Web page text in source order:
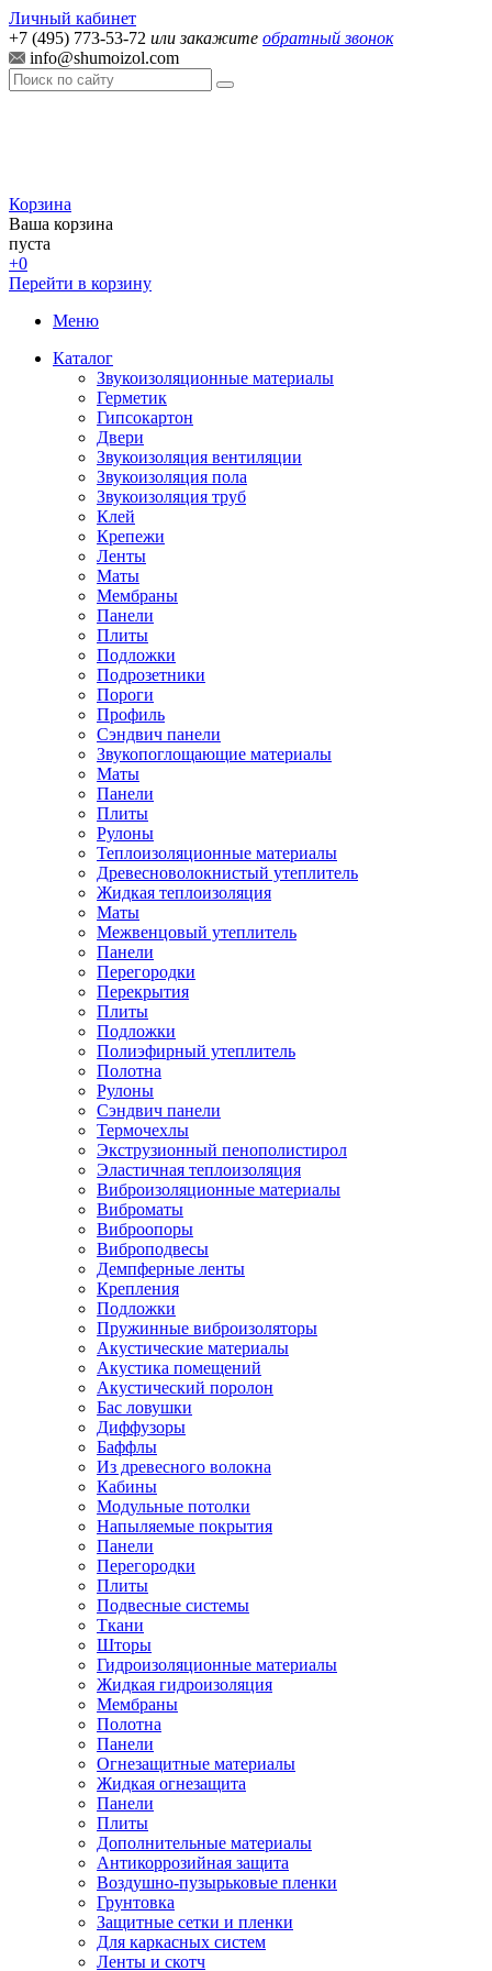
Личный кабинет
+7 (495) 773-53-72 или закажите обратный звонок
info@shumoizol.com
Корзина
Ваша корзина
пуста
+0
Перейти в корзину
Меню
Каталог
Звукоизоляционные материалы
Герметик
Гипсокартон
Двери
Звукоизоляция вентиляции
Звукоизоляция пола
Звукоизоляция труб
Клей
Крепежи
Ленты
Маты
Мембраны
Панели
Плиты
Подложки
Подрозетники
Пороги
Профиль
Сэндвич панели
Звукопоглощающие материалы
Маты
Панели
Плиты
Рулоны
Теплоизоляционные материалы
Древесноволокнистый утеплитель
Жидкая теплоизоляция
Маты
Межвенцовый утеплитель
Панели
Перегородки
Перекрытия
Плиты
Подложки
Полиэфирный утеплитель
Полотна
Рулоны
Сэндвич панели
Термочехлы
Экструзионный пенополистирол
Эластичная теплоизоляция
Виброизоляционные материалы
Виброматы
Виброопоры
Виброподвесы
Демпферные ленты
Крепления
Подложки
Пружинные виброизоляторы
Акустические материалы
Акустика помещений
Акустический поролон
Бас ловушки
Диффузоры
Баффлы
Из древесного волокна
Кабины
Модульные потолки
Напыляемые покрытия
Панели
Перегородки
Плиты
Подвесные системы
Ткани
Шторы
Гидроизоляционные материалы
Жидкая гидроизоляция
Мембраны
Полотна
Панели
Огнезащитные материалы
Жидкая огнезащита
Панели
Плиты
Дополнительные материалы
Антикоррозийная защита
Воздушно-пузырьковые пленки
Грунтовка
Защитные сетки и пленки
Для каркасных систем
Ленты и скотч